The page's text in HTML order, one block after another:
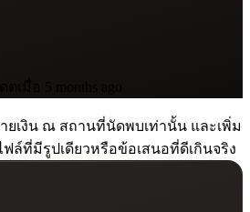
ยเงิน ณ สถานที่นัดพบเท่านั้น และเพิ่ม
ล์ที่มีรูปเดียวหรือข้อเสนอที่ดีเกินจริง